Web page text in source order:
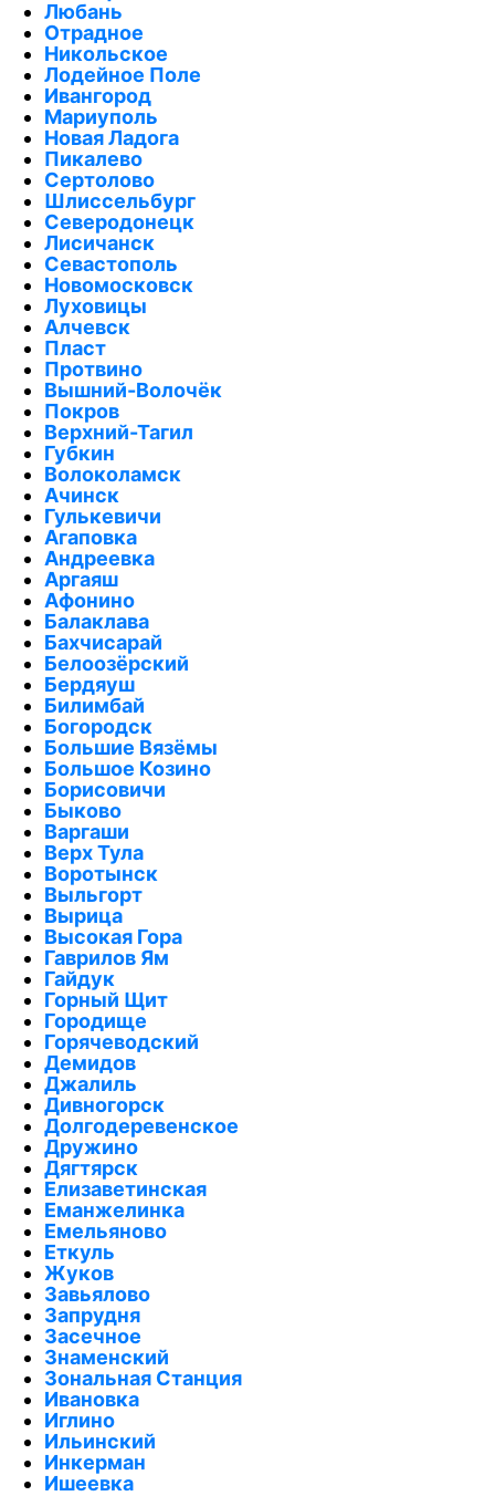
Любань
Отрадное
Никольское
Лодейное Поле
Ивангород
Мариуполь
Новая Ладога
Пикалево
Сертолово
Шлиссельбург
Северодонецк
Лисичанск
Севастополь
Новомосковск
Луховицы
Алчевск
Пласт
Протвино
Вышний-Волочёк
Покров
Верхний-Тагил
Губкин
Волоколамск
Ачинск
Гулькевичи
Агаповка
Андреевка
Аргаяш
Афонино
Балаклава
Бахчисарай
Белоозёрский
Бердяуш
Билимбай
Богородск
Большие Вязёмы
Большое Козино
Борисовичи
Быково
Варгаши
Верх Тула
Воротынск
Выльгорт
Вырица
Высокая Гора
Гаврилов Ям
Гайдук
Горный Щит
Городище
Горячеводский
Демидов
Джалиль
Дивногорск
Долгодеревенское
Дружино
Дягтярск
Елизаветинская
Еманжелинка
Емельяново
Еткуль
Жуков
Завьялово
Запрудня
Засечное
Знаменский
Зональная Станция
Ивановка
Иглино
Ильинский
Инкерман
Ишеевка